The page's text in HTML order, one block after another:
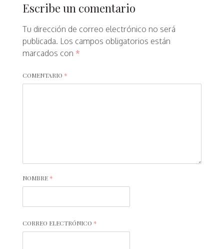
Escribe un comentario
Tu dirección de correo electrónico no será
publicada. Los campos obligatorios están
marcados con *
COMENTARIO *
NOMBRE *
CORREO ELECTRÓNICO *